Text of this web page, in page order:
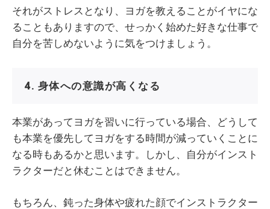
それがストレスとなり、ヨガを教えることがイヤにな
ることもありますので、せっかく始めた好きな仕事で
自分を苦しめないように気をつけましょう。
4. 身体への意識が高くなる
本業があってヨガを習いに行っている場合、どうして
も本業を優先してヨガをする時間が減っていくことに
なる時もあるかと思います。しかし、自分がインスト
ラクターだと休むことはできません。
もちろん、鈍った身体や疲れた顔でインストラクター